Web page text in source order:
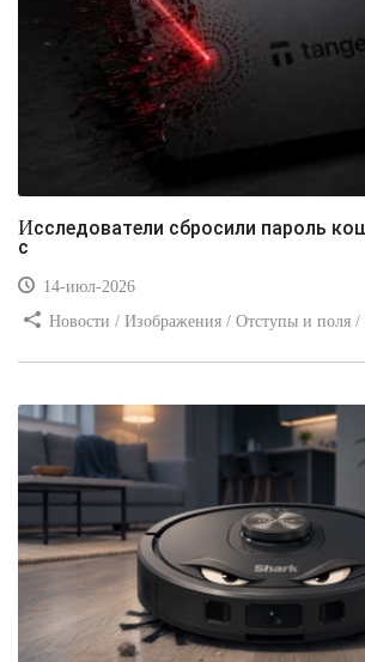
Исследователи сбросили пароль кошелька Tangem
с
14-июл-2026
Новости / Изображения / Отступы и поля